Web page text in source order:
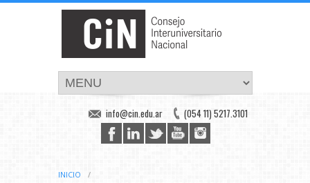
(054 11) 5217.3101
info@cin.edu.ar
INICIO
/